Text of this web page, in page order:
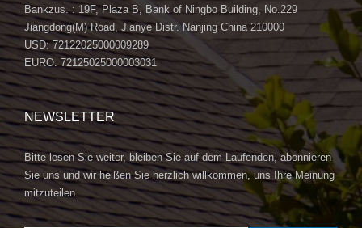
Bankzus. : 19F, Plaza B, Bank of Ningbo Building, No.229
Jiangdong(M) Road, Jianye Distr. Nanjing China 210000
USD: 72122025000009289
EURO: 72125025000003031
NEWSLETTER
Bitte lesen Sie weiter, bleiben Sie auf dem Laufenden, abonnieren
Sie uns und wir heißen Sie herzlich willkommen, uns Ihre Meinung
mitzuteilen.